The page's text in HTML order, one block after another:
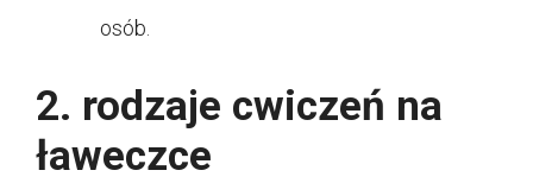
osób.
2. rodzaje cwiczeń na
ławeczce